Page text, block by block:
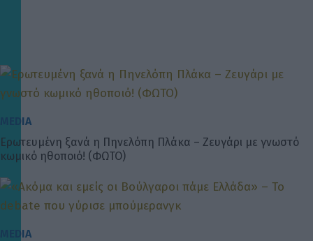
MEDIA
Ερωτευμένη ξανά η Πηνελόπη Πλάκα – Ζευγάρι με γνωστό
κωμικό ηθοποιό! (ΦΩΤΟ)
MEDIA